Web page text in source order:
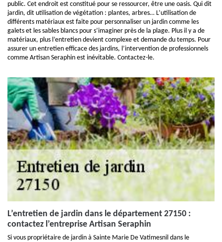
public. Cet endroit est constitué pour se ressourcer, être une oasis. Qui dit
jardin, dit utilisation de végétation : plantes, arbres… L’utilisation de
différents matériaux est faite pour personnaliser un jardin comme les
galets et les sables blancs pour s’imaginer près de la plage. Plus il y a de
matériaux, plus l’entretien devient complexe et demande du temps. Pour
assurer un entretien efficace des jardins, l’intervention de professionnels
comme Artisan Seraphin est inévitable. Contactez-le.
L’entretien de jardin dans le département 27150 :
contactez l’entreprise Artisan Seraphin
Si vous propriétaire de jardin à Sainte Marie De Vatimesnil dans le